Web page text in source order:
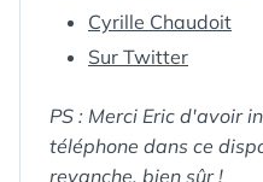
Cyrille Chaudoit
Sur Twitter
PS : Merci Eric d'avoir
téléphone dans ce
revanche, bien sûr !